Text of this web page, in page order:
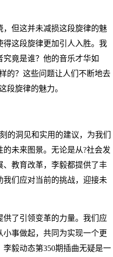
但这并未减损这段旋律的魅
这段旋律更加引人入胜。我
竟是谁？他的音乐才华如
的？这些问题让人们不断地去
段旋律的魅力。
的洞见和实用的建议，为我们
未来图景。无论是从?社会发
教育改革，李毅都提供了丰
们应对当前的挑战，迎接未
了引领变革的力量。我们应
事做起，共同为实现一个更
毅动态第350期插曲无疑是一